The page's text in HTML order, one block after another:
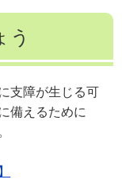
う
支障が生じる可
備えるために